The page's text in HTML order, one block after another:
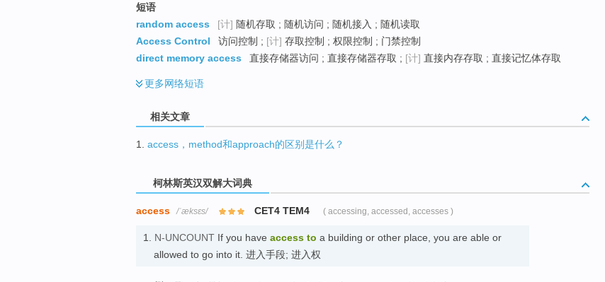
短语
random access
[计] 随机存取 ; 随机访问 ; 随机接入 ; 随机读取
Access Control
访问控制 ; [计] 存取控制 ; 权限控制 ; 门禁控制
direct memory access
直接存储器访问 ; 直接存储器存取 ; [计] 直接内存存取 ; 直接记忆体存取
更多网络短语
相关文章
1. access，method和approach的区别是什么？
柯林斯英汉双解大词典
access /ˈæksɛs/ CET4 TEM4 ( accessing, accessed, accesses )
1. N-UNCOUNT If you have access to a building or other place, you are able or
allowed to go into it. 进入手段; 进入权